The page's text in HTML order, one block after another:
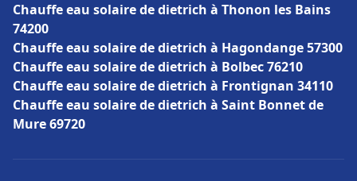
Chauffe eau solaire de dietrich à Thonon les Bains
74200
Chauffe eau solaire de dietrich à Hagondange 57300
Chauffe eau solaire de dietrich à Bolbec 76210
Chauffe eau solaire de dietrich à Frontignan 34110
Chauffe eau solaire de dietrich à Saint Bonnet de
Mure 69720